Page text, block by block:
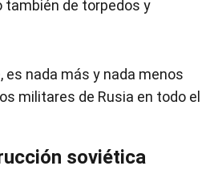
también de torpedos y
es nada más y nada menos
militares de Rusia en todo el
soviética